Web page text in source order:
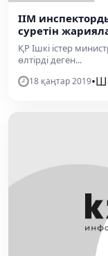
ІІМ
суретін
ҚР Ішкі істер
өлтірді деген...
18 қаңтар 2019•